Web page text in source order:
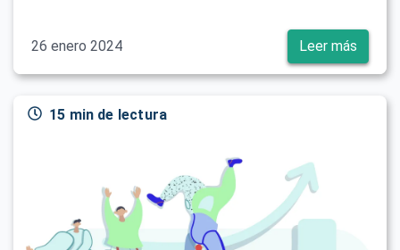
26 enero 2024 Leer más
15 min de lectura